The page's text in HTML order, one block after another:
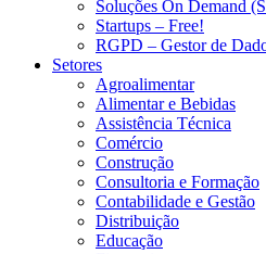
Soluções On Demand
Startups – Free!
RGPD – Gestor de
Setores
Agroalimentar
Alimentar e Bebidas
Assistência Técnica
Comércio
Construção
Consultoria e Formação
Contabilidade e Gestão
Distribuição
Educação